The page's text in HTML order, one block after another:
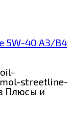
5W-40 A3/B4
streetline-
Плюсы и